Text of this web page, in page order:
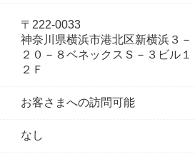
〒222-0033
神奈川県横浜市港北区新横浜３－
２０－８ベネックスＳ－３ビル１
２Ｆ
お客さまへの訪問可能
なし